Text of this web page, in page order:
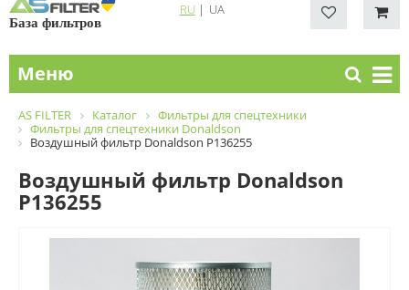
База фильтров
RU| UA
Меню
AS FILTER Каталог
Фильтры для спецтехники
Фильтры для спецтехники Donaldson
Воздушный фильтр Donaldson P136255
Воздушный фильтр Donaldson
P136255